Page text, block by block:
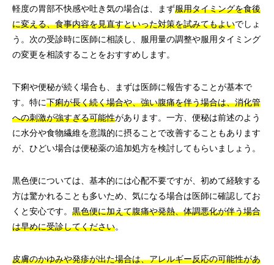
軽度の胃部不快感や吐き気の場合は、まず服用タイミングを食後
に変える、食事内容を見直すといった対策を試みてもよいでしょ
う。次の受診時に医師に相談し、服用量の調整や服用タイミング
の変更を相談することをおすすめします。
下痢や便秘が続く場合も、まずは医師に報告することが基本で
す。特に下痢が長く続く場合や、強い腹痛を伴う場合は、消化管
への刺激が強すぎる可能性があります。一方、便秘は前述のよう
に水分や食物繊維を意識的に摂ることで改善することもあります
が、ひどい場合は便秘薬の追加処方を検討してもらいましょう。
黒色便については、基本的には心配不要ですが、初めて経験する
方は驚かれることも多いため、気になる場合は医師に確認してお
くと安心です。 黒色便に加えて腹痛や発熱、体調悪化が伴う場合
は早めに受診してください。
皮膚のかゆみや発疹が出た場合は、アレルギー反応の可能性があ